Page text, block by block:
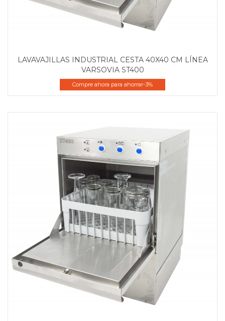
LAVAVAJILLAS INDUSTRIAL CESTA 40X40 CM LÍNEA
VARSOVIA ST400
Compre ahora para ahorrar-3%